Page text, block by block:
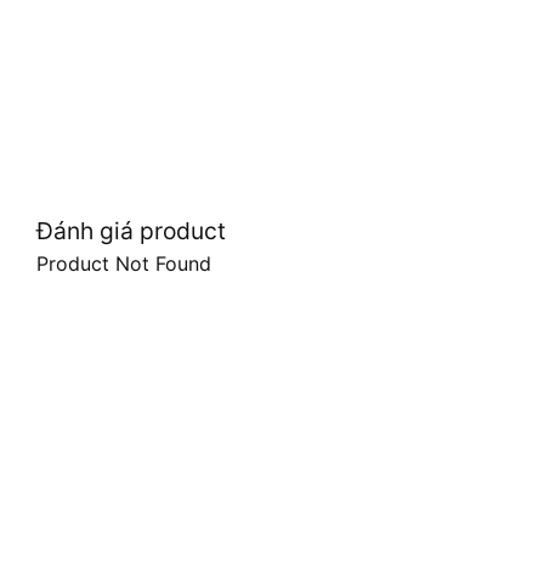
Đánh giá product
Product Not Found